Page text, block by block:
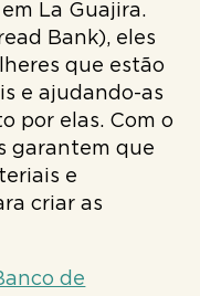
La Guajira.
Bank), eles
que estão
e ajudando-as
por elas. Com o
garantem que
e
criar as
de